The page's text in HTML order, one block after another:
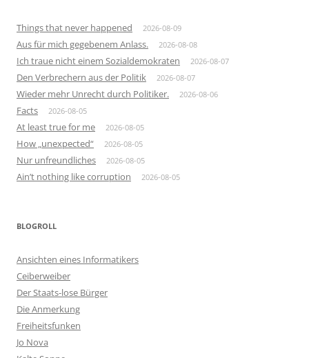
Things that never happened 2026-08-09
Aus für mich gegebenem Anlass. 2026-08-08
Ich traue nicht einem Sozialdemokraten 2026-08-07
Den Verbrechern aus der Politik 2026-08-07
Wieder mehr Unrecht durch Politiker. 2026-08-06
Facts 2026-08-05
At least true for me 2026-08-05
How „unexpected“ 2026-08-05
Nur unfreundliches 2026-08-05
Ain’t nothing like corruption 2026-08-05
BLOGROLL
Ansichten eines Informatikers
Ceiberweiber
Der Staats-lose Bürger
Die Anmerkung
Freiheitsfunken
Jo Nova